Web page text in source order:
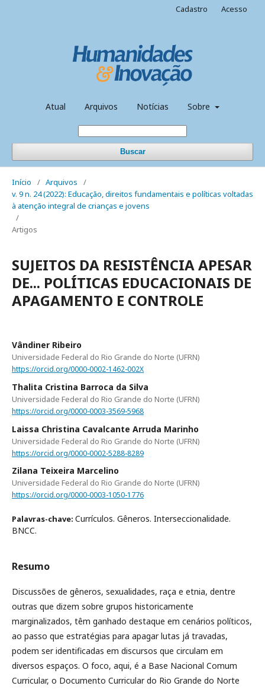
Atual Arquivos Notícias Sobre
Buscar
Cadastro Acesso
Início / Arquivos
/
v. 9 n. 24 (2022): Educação, direitos fundamentais e políticas voltadas
à atenção integral de crianças e jovens
/
Artigos
SUJEITOS DA RESISTÊNCIA APESAR
DE... POLÍTICAS EDUCACIONAIS DE
APAGAMENTO E CONTROLE
Vândiner Ribeiro
Universidade Federal do Rio Grande do Norte (UFRN)
https://orcid.org/0000-0002-1462-002X
Thalita Cristina Barroca da Silva
Universidade Federal do Rio Grande do Norte (UFRN)
https://orcid.org/0000-0003-3569-5968
Laissa Christina Cavalcante Arruda Marinho
Universidade Federal do Rio Grande do Norte (UFRN)
https://orcid.org/0000-0002-5288-8289
Zilana Teixeira Marcelino
Universidade Federal do Rio Grande do Norte (UFRN)
https://orcid.org/0000-0003-1050-1776
Palavras-chave: Currículos. Gêneros. Interseccionalidade.
BNCC.
Resumo
Discussões de gêneros, sexualidades, raça e etnia, dentre
outras que dizem sobre grupos historicamente
marginalizados, têm ganhado destaque em cenários políticos,
ao passo que estratégias para apagar lutas já travadas,
podem ser identificadas em discursos que circulam em
diversos espaços. O foco, aqui, é a Base Nacional Comum
Curricular, o Documento Curricular do Rio Grande do Norte